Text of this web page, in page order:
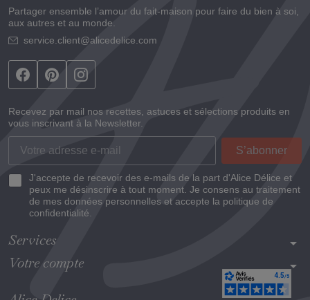
Partager ensemble l’amour du fait-maison pour faire du bien à soi,
aux autres et au monde.
service.client@alicedelice.com
Recevez par mail nos recettes, astuces et sélections produits en
vous inscrivant à la Newsletter.
J'accepte de recevoir des e-mails de la part d'Alice Délice et
peux me désinscrire à tout moment. Je consens au traitement
de mes données personnelles et accepte la politique de
confidentialité.
Services arrow_drop_down
Votre compte arrow_drop_down